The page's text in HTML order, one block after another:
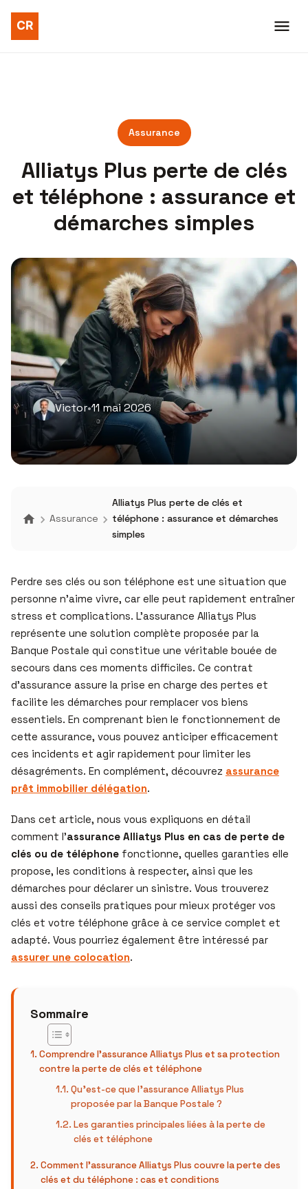
Assurance
Alliatys Plus perte de clés
et téléphone : assurance et
démarches simples
Victor•11 mai 2026
Assurance
Alliatys Plus perte de clés et
téléphone : assurance et démarches
simples
Perdre ses clés ou son téléphone est une situation que
personne n’aime vivre, car elle peut rapidement entraîner
stress et complications. L’assurance Alliatys Plus
représente une solution complète proposée par la
Banque Postale qui constitue une véritable bouée de
secours dans ces moments difficiles. Ce contrat
d’assurance assure la prise en charge des pertes et
facilite les démarches pour remplacer vos biens
essentiels. En comprenant bien le fonctionnement de
cette assurance, vous pouvez anticiper efficacement
ces incidents et agir rapidement pour limiter les
désagréments. En complément, découvrez assurance
prêt immobilier délégation.
Dans cet article, nous vous expliquons en détail
comment l’assurance Alliatys Plus en cas de perte de
clés ou de téléphone fonctionne, quelles garanties elle
propose, les conditions à respecter, ainsi que les
démarches pour déclarer un sinistre. Vous trouverez
aussi des conseils pratiques pour mieux protéger vos
clés et votre téléphone grâce à ce service complet et
adapté. Vous pourriez également être intéressé par
assurer une colocation.
Sommaire
Comprendre l’assurance Alliatys Plus et sa protection
contre la perte de clés et téléphone
Qu’est-ce que l’assurance Alliatys Plus
proposée par la Banque Postale ?
Les garanties principales liées à la perte de
clés et téléphone
Comment l’assurance Alliatys Plus couvre la perte des
clés et du téléphone : cas et conditions